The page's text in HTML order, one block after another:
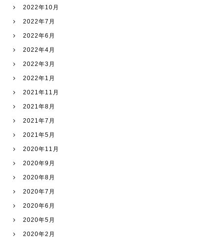
2022年10月
2022年7月
2022年6月
2022年4月
2022年3月
2022年1月
2021年11月
2021年8月
2021年7月
2021年5月
2020年11月
2020年9月
2020年8月
2020年7月
2020年6月
2020年5月
2020年2月